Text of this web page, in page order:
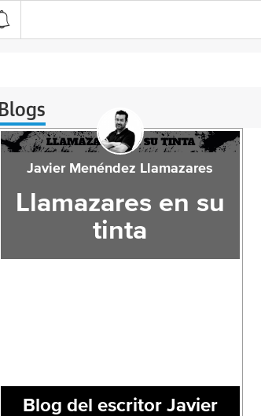
Blogs
Javier Menéndez Llamazares
Llamazares en su
tinta
Blog del escritor Javier